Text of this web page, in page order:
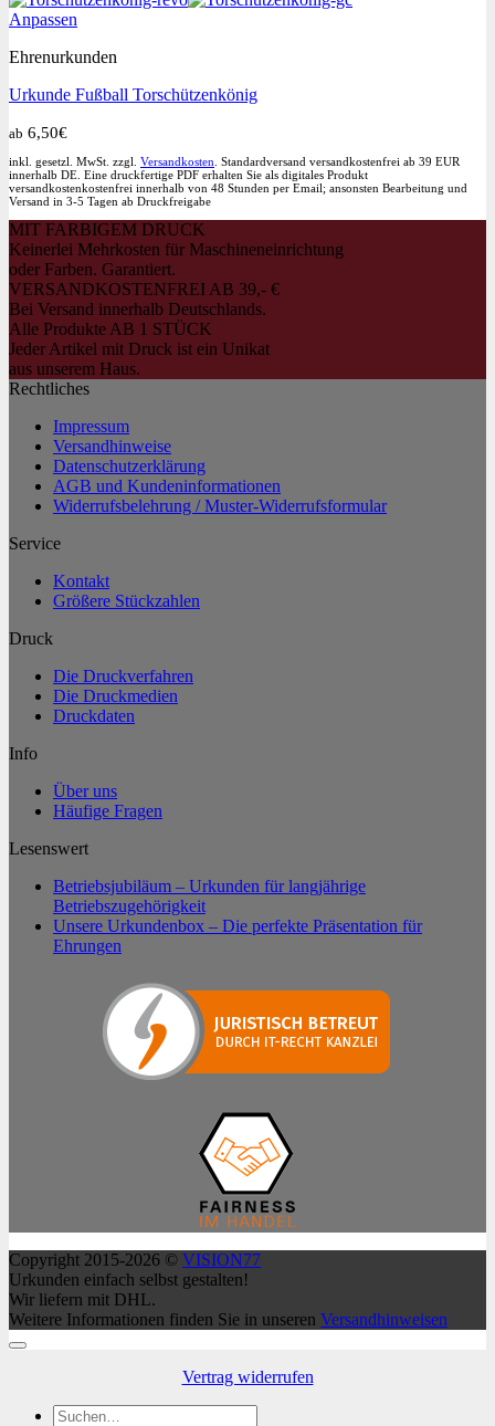
Anpassen
weist
Varianten
Optionen
können
auf
der
Produktseite
gewählt
werden
Ehrenurkunden
Urkunde Fußball Torschützenkönig
ab 6,50€
inkl. gesetzl. MwSt. zzgl. Versandkosten . Standardversand versandkostenfrei ab 39 EUR
innerhalb DE. Eine druckfertige PDF erhalten Sie als digitales Produkt
versandkostenkostenfrei innerhalb von 48 Stunden per Email; ansonsten Bearbeitung und
Versand in 3-5 Tagen ab Druckfreigabe
MIT FARBIGEM DRUCK
Keinerlei Mehrkosten für Maschineneinrichtung
oder Farben. Garantiert.
VERSANDKOSTENFREI AB 39,- €
Bei Versand innerhalb Deutschlands.
Alle Produkte AB 1 STÜCK
Jeder Artikel mit Druck ist ein Unikat
aus unserem Haus.
Rechtliches
Impressum
Versandhinweise
Datenschutzerklärung
AGB und Kundeninformationen
Widerrufsbelehrung / Muster-Widerrufsformular
Service
Kontakt
Größere Stückzahlen
Druck
Die Druckverfahren
Die Druckmedien
Druckdaten
Info
Über uns
Häufige Fragen
Lesenswert
Betriebsjubiläum – Urkunden für langjährige
Betriebszugehörigkeit
Unsere Urkundenbox – Die perfekte Präsentation für
Ehrungen
Copyright 2015-2026 © VISION77
Urkunden einfach selbst gestalten!
Wir liefern mit DHL.
Weitere Informationen finden Sie in unseren Versandhinweisen
Vertrag widerrufen
Suchen